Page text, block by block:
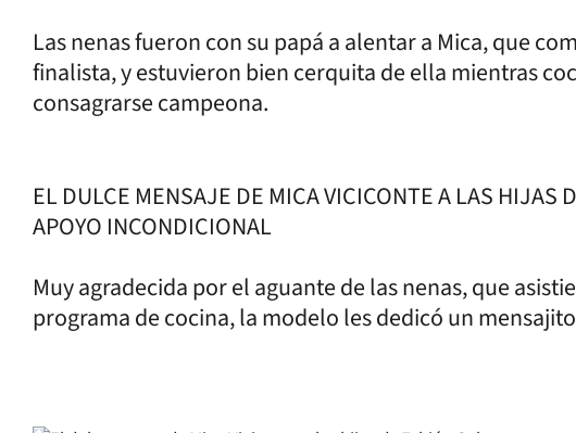
Las nenas fueron con su papá a alentar a Mica, que
finalista, y estuvieron bien cerquita de ella mientras
consagrarse campeona.
EL DULCE MENSAJE DE MICA VICICONTE A LAS HIJAS
APOYO INCONDICIONAL
Muy agradecida por el aguante de las nenas, que
programa de cocina, la modelo les dedicó un